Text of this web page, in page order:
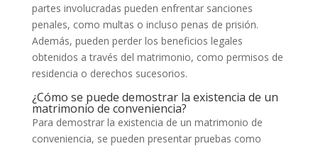
partes involucradas pueden enfrentar sanciones
penales, como multas o incluso penas de prisión.
Además, pueden perder los beneficios legales
obtenidos a través del matrimonio, como permisos de
residencia o derechos sucesorios.
¿Cómo se puede demostrar la existencia de un
matrimonio de conveniencia?
Para demostrar la existencia de un matrimonio de
conveniencia, se pueden presentar pruebas como